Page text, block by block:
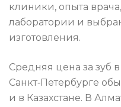
клиники, опыта
лаборатории и
изготовления.
Средняя цена за зуб
Санкт‑Петербурге
и в Казахстане. В